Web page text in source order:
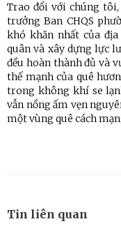
Trao đổi với chúng
trưởng Ban CHQS
khó khăn nhất của
quân và xây dựng lực
đều hoàn thành đủ và
thế mạnh của quê
trong không khí se
vẫn nồng ấm vẹn
một vùng quê cách
Tin liên quan